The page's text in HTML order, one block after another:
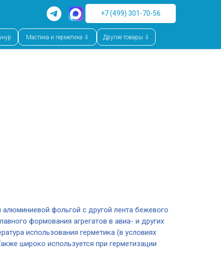
+7 (499) 301-70-56
Мастика и герметика ⇩ Другие товары ⇩
фольгой с другой лента бежевого
формования агрегатов в авиа- и других
использования герметика (в условиях
широко используется при герметизации